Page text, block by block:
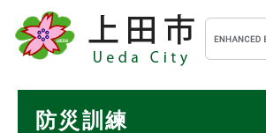
メニューを飛ばして本文へ
キ
ー
ワ
防災訓練